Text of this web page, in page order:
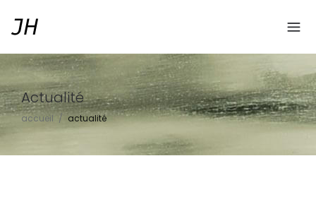
Actualité
accueil / actualité